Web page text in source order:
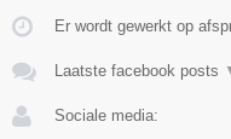
Er wordt gewerkt op
Laatste facebook posts
Sociale media: